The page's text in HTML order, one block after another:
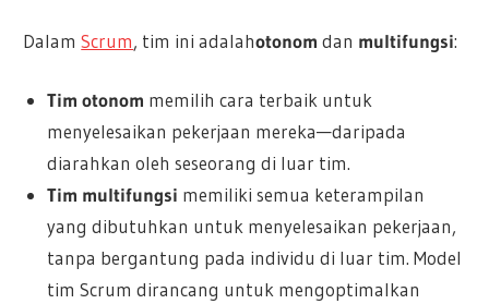
DalamScrum, tim ini adalahotonom dan multifungsi:
Tim otonom memilih cara terbaik untuk
menyelesaikan pekerjaan mereka—daripada
diarahkan oleh seseorang di luar tim.
Tim multifungsi memiliki semua keterampilan
yang dibutuhkan untuk menyelesaikan pekerjaan,
tanpa bergantung pada individu di luar tim. Model
tim Scrum dirancang untuk mengoptimalkan